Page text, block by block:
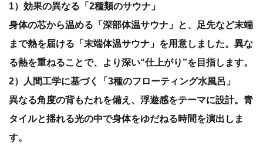
1）効果の異なる「2種類のサウナ」
身体の芯から温める「深部体温サウナ」と、足先など末端
まで熱を届ける「末端体温サウナ」を用意しました。異な
る熱を重ねることで、より深い“仕上がり”を目指します。
2）人間工学に基づく「3種のフローティング水風呂」
異なる角度の背もたれを備え、浮遊感をテーマに設計。青
タイルと揺れる光の中で身体をゆだねる時間を演出しま
す。